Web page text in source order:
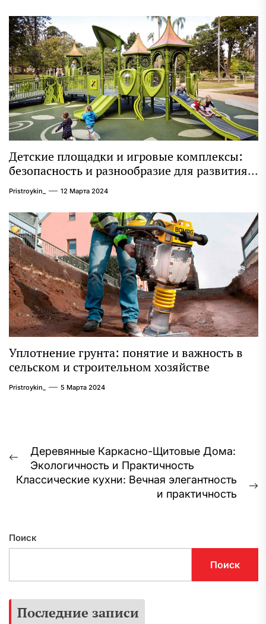
Детские площадки и игровые комплексы:
безопасность и разнообразие для развития
ребенка
Pristroykin_ 12 Марта 2024
Уплотнение грунта: понятие и важность в
сельском и строительном хозяйстве
Pristroykin_ 5 Марта 2024
Навигация
по
записям
Предыдущая
запись:
Деревянные Каркасно-Щитовые Дома:
Экологичность и Практичность
Классические кухни: Вечная элегантность
и практичность
Поиск
Поиск
Последние записи